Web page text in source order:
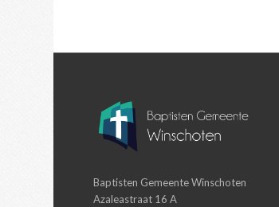
Baptisten Gemeente Winschoten
Azaleastraat 16 A